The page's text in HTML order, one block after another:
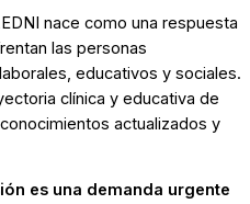
nace como una respuesta
las personas
educativos y sociales.
clínica y educativa de
actualizados y
es una demanda urgente